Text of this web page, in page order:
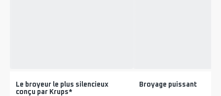
Le broyeur le plus silencieux
conçu par Krups*
Broyage puissant